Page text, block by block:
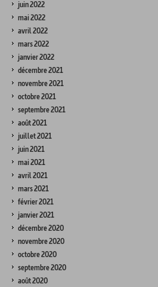
juin 2022
mai 2022
avril 2022
mars 2022
janvier 2022
décembre 2021
novembre 2021
octobre 2021
septembre 2021
août 2021
juillet 2021
juin 2021
mai 2021
avril 2021
mars 2021
février 2021
janvier 2021
décembre 2020
novembre 2020
octobre 2020
septembre 2020
août 2020